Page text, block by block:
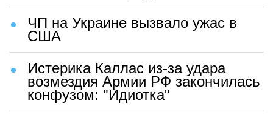
ЧП на Украине вызвало ужас в
США
Истерика Каллас из-за удара
возмездия Армии РФ закончилась
конфузом: "Идиотка"